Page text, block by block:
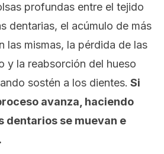
profundas entre el tejido
dentarias, el acúmulo de más
las mismas, la pérdida de las
y la reabsorción del hueso
sostén a los dientes. Si
avanza, haciendo
dentarios se muevan e